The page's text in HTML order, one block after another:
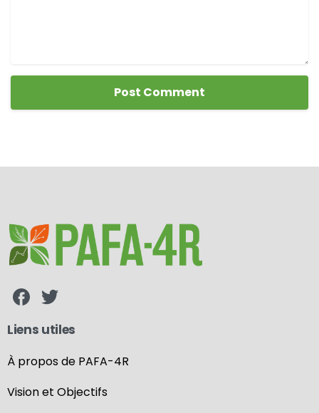
Liens utiles
À propos de PAFA-4R
Vision et Objectifs